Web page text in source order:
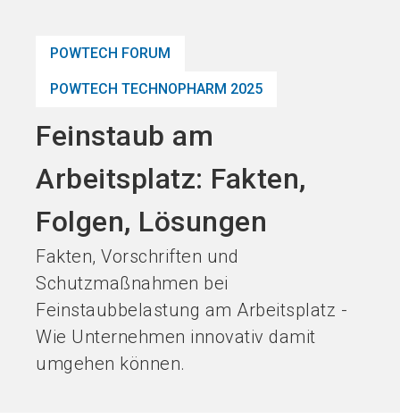
POWTECH FORUM
POWTECH TECHNOPHARM 2025
Feinstaub am
Arbeitsplatz: Fakten,
Folgen, Lösungen
Fakten, Vorschriften und
Schutzmaßnahmen bei
Feinstaubbelastung am Arbeitsplatz -
Wie Unternehmen innovativ damit
umgehen können.